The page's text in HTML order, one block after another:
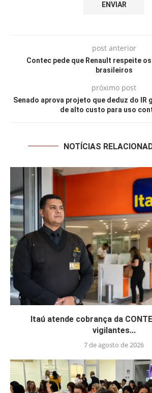
post anterior
Contec pede que Renault respeite
brasileiros
próximo post
Senado aprova projeto que deduz do IR
de alto custo para uso
NOTÍCIAS
Itaú atende cobrança da
vigilantes...
7 de agosto de 2026